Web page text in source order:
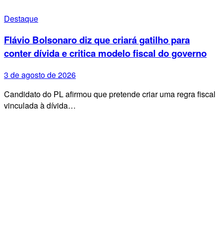
Destaque
Flávio Bolsonaro diz que criará gatilho para
conter dívida e critica modelo fiscal do governo
3 de agosto de 2026
Candidato do PL afirmou que pretende criar uma regra fiscal
vinculada à dívida…